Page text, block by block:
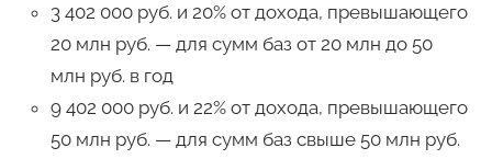
3 402 000 руб. и 20% от дохода, превышающего
20 млн руб. — для сумм баз от 20 млн до 50
млн руб. в год
9 402 000 руб. и 22% от дохода, превышающего
50 млн руб. — для сумм баз свыше 50 млн руб.